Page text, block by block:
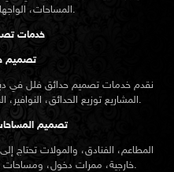
المساحات، الواجهات، والتنقل الداخلي.
خدمات
تصميم
نقدم خدماتتصميم حدائق فلل في
المشاريع توزيع الحدائق، النوافير، البرجولات، أعمال الحجر، وأنظمة الزراعة.
تصميم المساحات
المطاعم، الفنادق، والمولات
خارجية، ممرات دخول، ومساحات خضراء في مشاريع في الخليج وتركيا.